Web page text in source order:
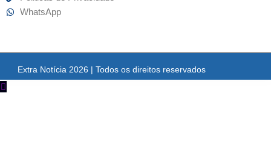
WhatsApp
Extra Notícia 2026 | Todos os direitos reservados